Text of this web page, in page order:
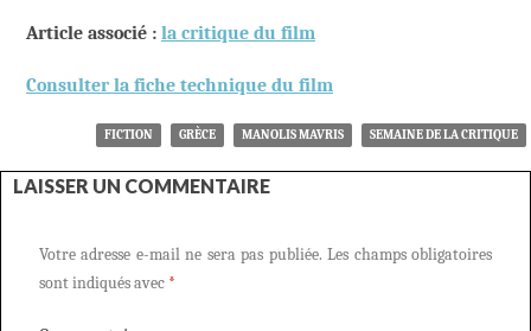
Article associé : la critique du film
Consulter la fiche technique du film
FICTION GRÈCE MANOLIS MAVRIS SEMAINE DE LA CRITIQUE
LAISSER UN COMMENTAIRE
Votre adresse e-mail ne sera pas publiée. Les champs obligatoires
sont indiqués avec *